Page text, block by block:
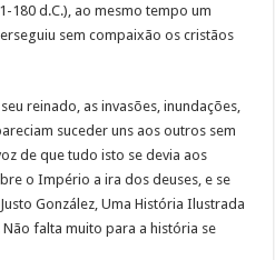
180 d.C.), ao mesmo tempo um
sem compaixão os cristãos
reinado, as invasões, inundações,
suceder uns aos outros sem
de que tudo isto se devia aos
o Império a ira dos deuses, e se
González, Uma História Ilustrada
falta muito para a história se